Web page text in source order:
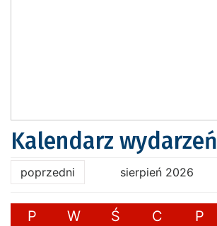
Kalendarz wydarzeń
poprzedni sierpień 2026
P W Ś C P